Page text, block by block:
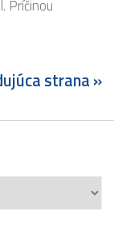
Príčinou
strana »